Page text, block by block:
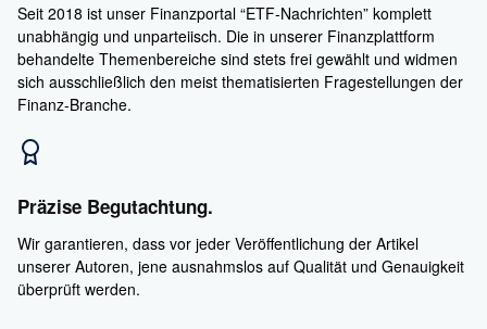
Seit 2018 ist unser Finanzportal “ETF-Nachrichten” komplett
unabhängig und unparteiisch. Die in unserer Finanzplattform
behandelte Themenbereiche sind stets frei gewählt und widmen
sich ausschließlich den meist thematisierten Fragestellungen der
Finanz-Branche.
Präzise Begutachtung.
Wir garantieren, dass vor jeder Veröffentlichung der Artikel
unserer Autoren, jene ausnahmslos auf Qualität und Genauigkeit
überprüft werden.